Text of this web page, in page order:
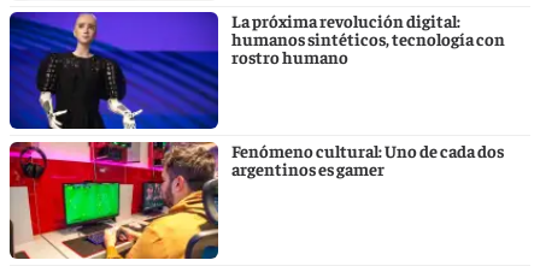
La próxima revolución digital:
humanos sintéticos, tecnología con
rostro humano
Fenómeno cultural: Uno de cada dos
argentinos es gamer